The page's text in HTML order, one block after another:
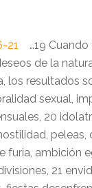
21
…19 Cuando
de la
los resultados
sexual,
20
peleas,
furia, ambición
21